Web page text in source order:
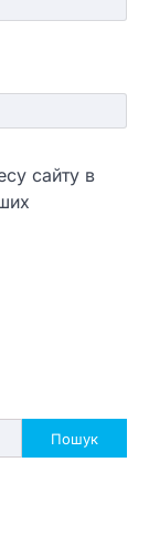
сайту в
Пошук